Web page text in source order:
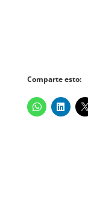
Comparte esto: